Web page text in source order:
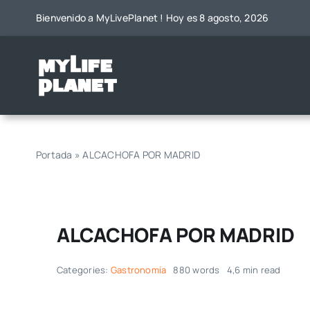
Bienvenido a MyLivePlanet ! Hoy es 8 agosto, 2026
Portada »ALCACHOFA POR MADRID
ALCACHOFA POR MADRID
Categories: Gastronomía 880 words 4,6 min read